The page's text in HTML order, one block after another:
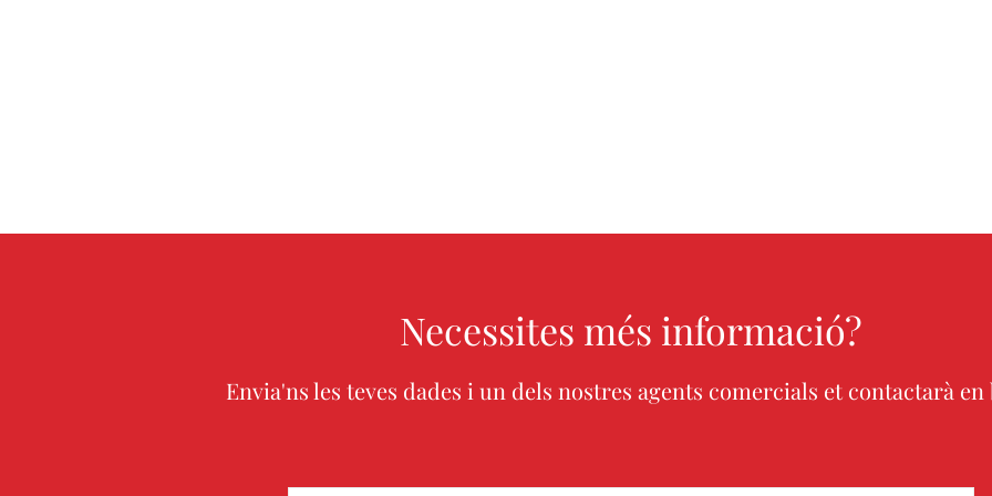
Necessites més informació?
Envia'ns les teves dades i un dels nostres agents comercials et contactarà